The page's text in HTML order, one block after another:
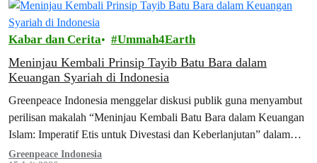
Kabar dan Cerita Ummah4Earth
Meninjau Kembali Prinsip Tayib Batu Bara dalam
Keuangan Syariah di Indonesia
Greenpeace Indonesia menggelar diskusi publik guna menyambut
perilisan makalah “Meninjau Kembali Batu Bara dalam Keuangan
Islam: Imperatif Etis untuk Divestasi dan Keberlanjutan” dalam
Bahasa Indonesia…
Greenpeace Indonesia